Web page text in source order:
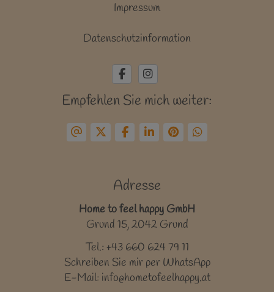
Impressum
Datenschutzinformation
Empfehlen Sie mich weiter:
Adresse
Home to feel happy GmbH
Grund 15, 2042 Grund
Tel.: +43 660 624 79 11
Schreiben Sie mir per WhatsApp
E-Mail: info@hometofeelhappy.at